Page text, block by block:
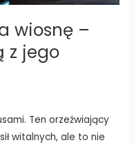
wiosnę –
z jego
Ten orzeźwiający
witalnych, ale to nie